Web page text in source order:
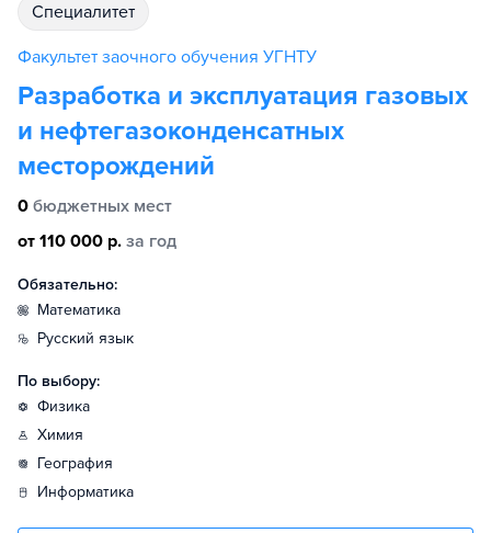
специалитет
Факультет заочного обучения УГНТУ
Разработка и эксплуатация газовых
и нефтегазоконденсатных
месторождений
0 бюджетных мест
от 110 000 р. за год
Обязательно:
математика
русский язык
По выбору:
физика
химия
география
информатика